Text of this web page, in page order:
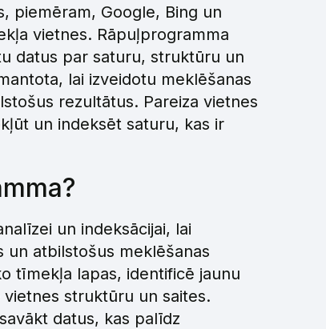
piemēram, Google, Bing un
vietnes. Rāpuļprogramma
datus par saturu, struktūru un
lai izveidotu meklēšanas
rezultātus. Pareiza vietnes
un indeksēt saturu, kas ir
un indeksācijai, lai
atbilstošus meklēšanas
tīmekļa lapas, identificē jaunu
struktūru un saites.
datus, kas palīdz